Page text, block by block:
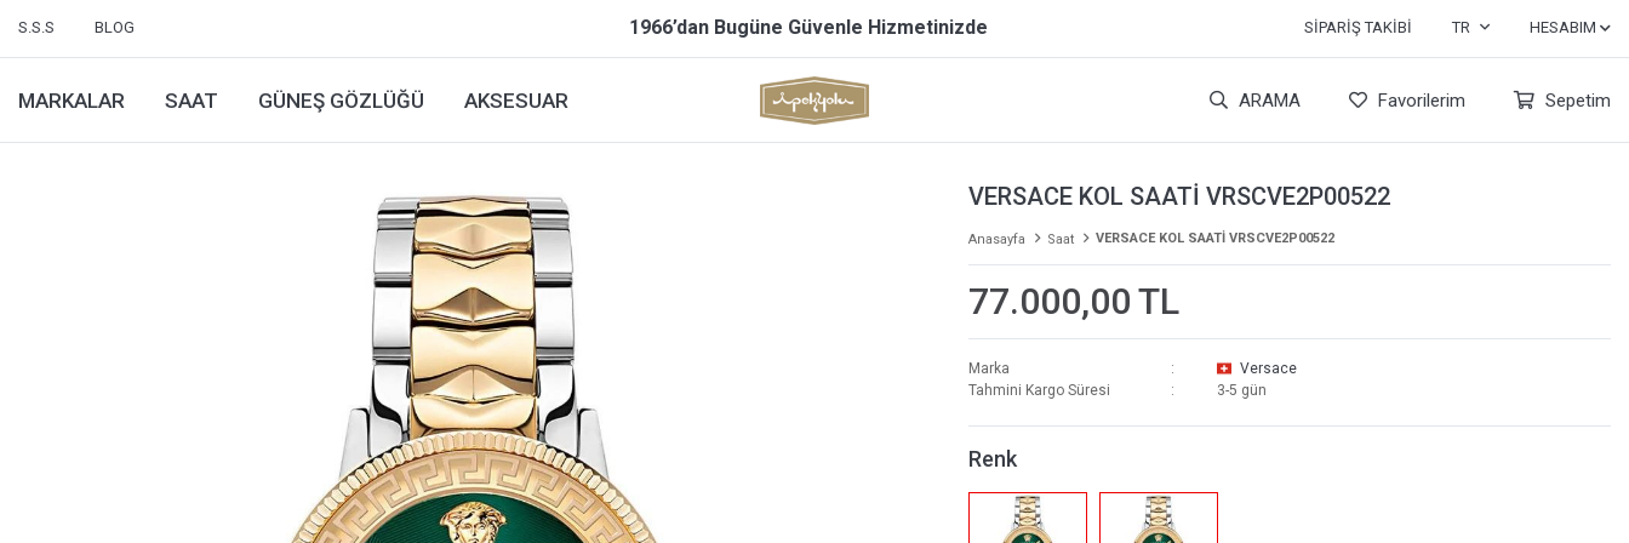
S.S.S BLOG 1966’dan Bugüne Güvenle Hizmetinizde SIPARIŞ TAKIBI TR HESABIM
MARKALAR SAAT GÜNEŞ GÖZLÜĞÜ AKSESUAR ARAMA Favorilerim Sepetim
VERSACE KOL SAATİ VRSCVE2P00522
Anasayfa Saat VERSACE KOL SAATİ VRSCVE2P00522
77.000,00 TL
Marka
Versace
Tahmini Kargo Süresi
3-5 gün
Renk